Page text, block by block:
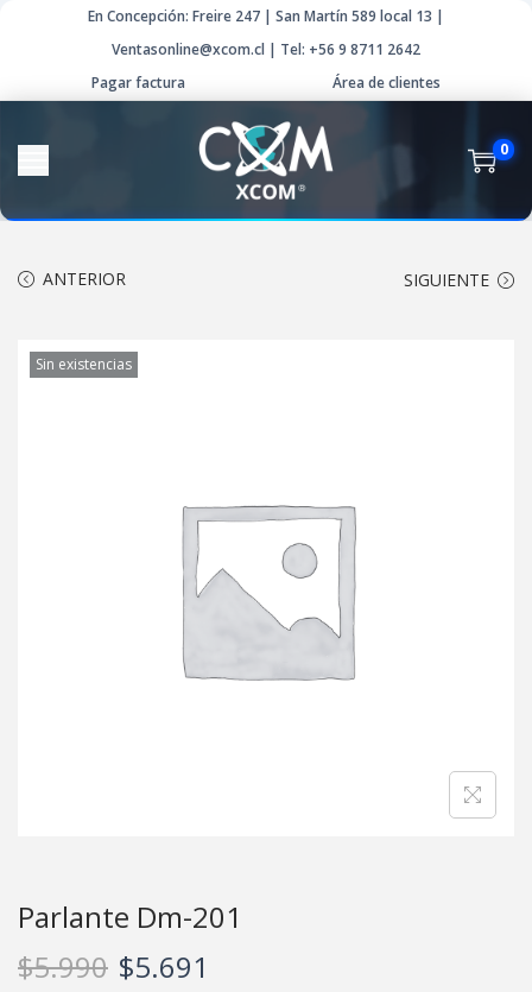
En Concepción: Freire 247 | San Martín 589 local 13 |
Ventasonline@xcom.cl | Tel: +56 9 8711 2642
Pagar factura
Área de clientes
0
ANTERIOR SIGUIENTE
Sin existencias
Parlante Dm-201
$5.990 $5.691